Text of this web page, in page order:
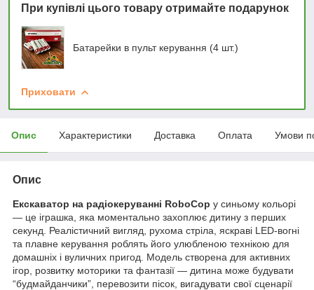
При купівлі цього товару отримайте подарунок
Батарейки в пульт керування (4 шт.)
Приховати
Опис Характеристики Доставка Оплата Умови
Опис
Екскаватор на радіокеруванні RoboCop у синьому кольорі
— це іграшка, яка моментально захоплює дитину з перших
секунд. Реалістичний вигляд, рухома стріла, яскраві LED-вогні
та плавне керування роблять його улюбленою технікою для
домашніх і вуличних пригод. Модель створена для активних
ігор, розвитку моторики та фантазії — дитина може будувати
“будмайданчики”, перевозити пісок, вигадувати свої сценарії